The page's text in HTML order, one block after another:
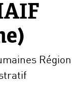
Région